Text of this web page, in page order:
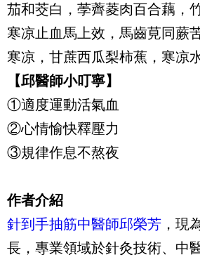
茄和茭白，荸薺菱肉百合藕，
寒凉止血馬上效，馬齒莧同蕨
寒凉，甘蔗西瓜梨柿蕉，寒凉
【邱醫師小叮寧】
①適度運動活氣血
②心情愉快釋壓力
③規律作息不熬夜
作者介紹
針到手抽筋中醫師邱榮芳 ，現
長，專業領域於針灸技術、中